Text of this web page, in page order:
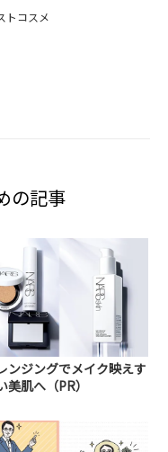
トコスメ
の記事
ンジングでメイク映えす
美肌へ（PR）